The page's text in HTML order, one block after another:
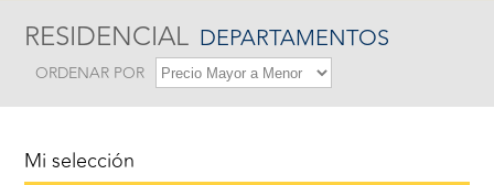
RESIDENCIAL DEPARTAMENTOS
ORDENAR POR
Mi selección